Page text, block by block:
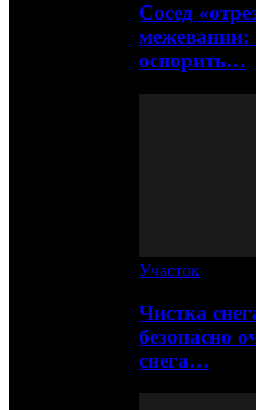
Сосед
межевании:
оспорить…
Участок
Чистка
безопасно
снега…